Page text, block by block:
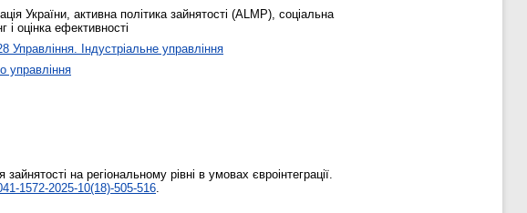
України, активна політика зайнятості (ALMP), соціальна
і оцінка ефективності
Управління. Індустріальне управління
управління
на регіональному рівні в умовах євроінтеграції.
1572-2025-10(18)-505-516